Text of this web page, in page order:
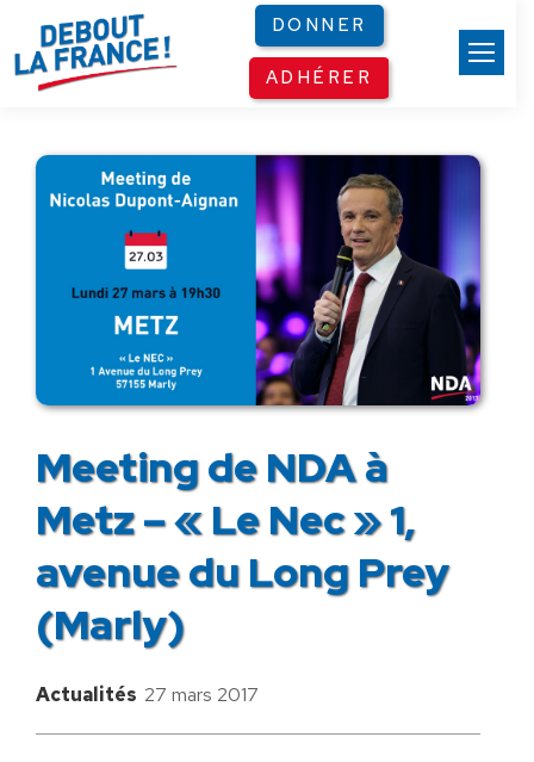
DONNER
ADHÉRER
Meeting de NDA à
Metz – « Le Nec » 1,
avenue du Long Prey
(Marly)
Actualités 27 mars 2017
Panneau de gestion des cookies